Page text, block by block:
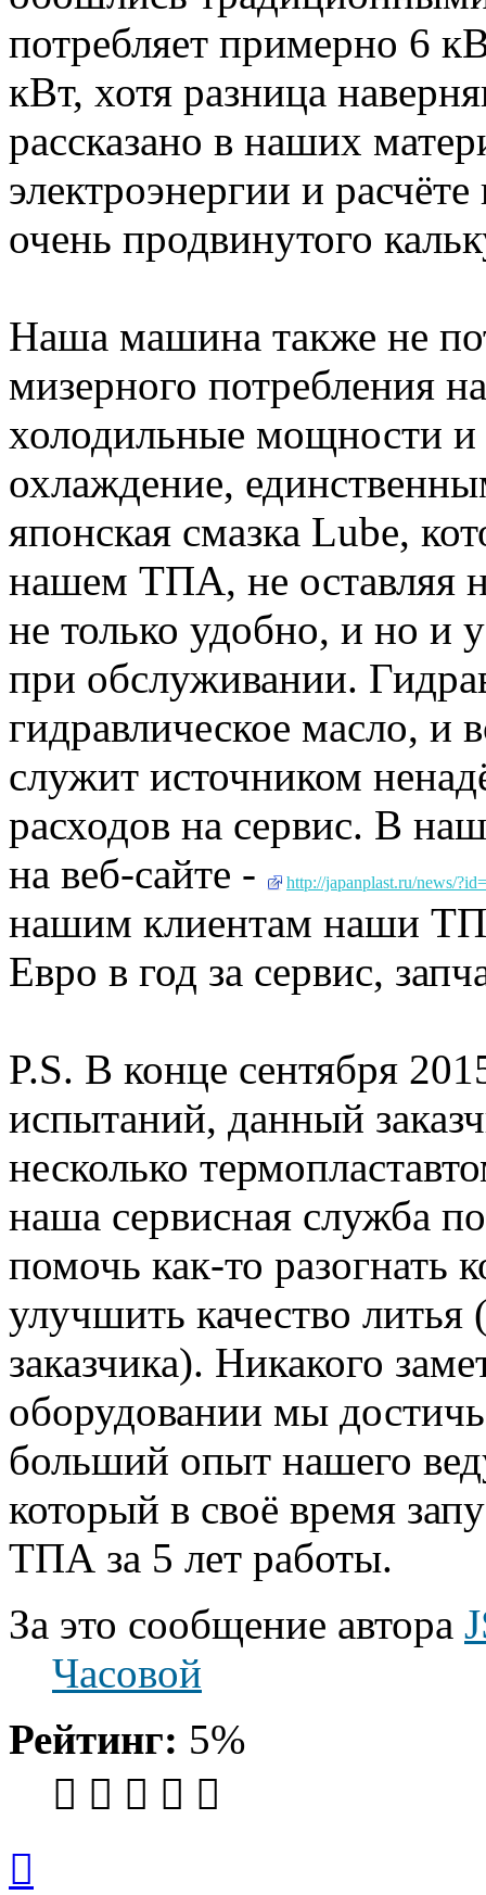
потребляет примерно 6
кВт, хотя разница
рассказано в наших
электроэнергии и
очень продвинутого
Наша машина также не
мизерного потребления
холодильные мощности и
охлаждение,
японская смазка Lube,
нашем ТПА, не оставляя
не только удобно, и но и
при обслуживании.
гидравлическое масло, и
служит источником
расходов на сервис. В
на веб-сайте -
http://japanplast.ru/news/
нашим клиентам наши
Евро в год за сервис,
P.S. В конце сентября
испытаний, данный
несколько
наша сервисная служба
помочь как-то разогнать
улучшить качество литья
заказчика). Никакого
оборудовании мы
больший опыт нашего
который в своё время
ТПА за 5 лет работы.
За это сообщение автора
Часовой
Рейтинг: 5%
началу